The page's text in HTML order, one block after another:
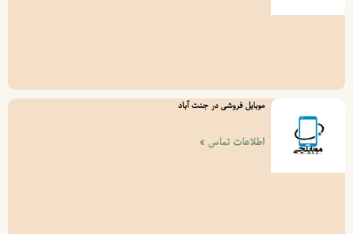
موبایل فروشی در جنت آباد
اطلاعات تماس »